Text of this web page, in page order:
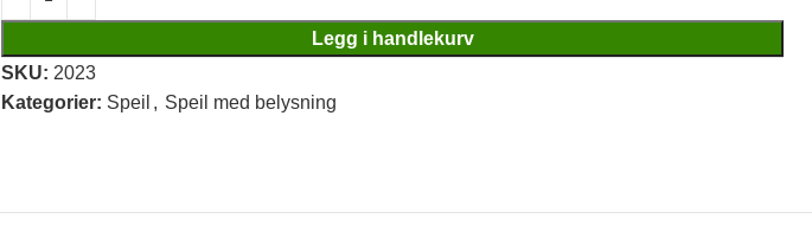
Legg i handlekurv
SKU: 2023
Kategorier: Speil , Speil med belysning